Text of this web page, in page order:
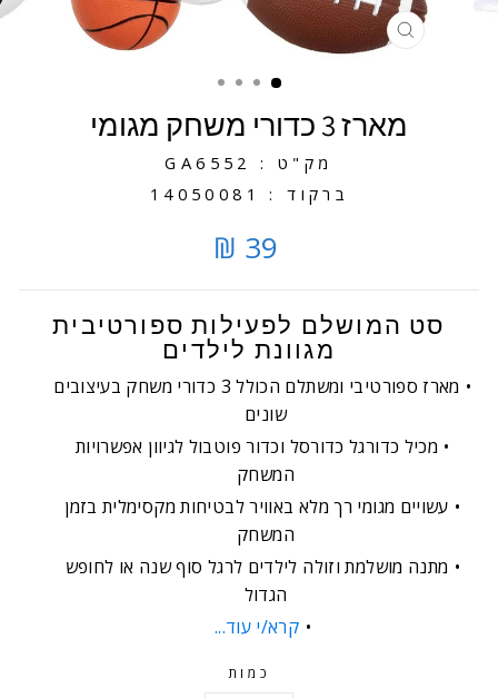
מארז 3 כדורי משחק מגומי
מק"ט : GA6552
ברקוד : 14050081
39 ₪
סט המושלם לפעילות ספורטיבית
מגוונת לילדים
מארז ספורטיבי ומשתלם הכולל 3 כדורי משחק בעיצובים
שונים
מכיל כדורגל כדורסל וכדור פוטבול לגיוון אפשרויות
המשחק
עשויים מגומי רך מלא באוויר לבטיחות מקסימלית בזמן
המשחק
מתנה מושלמת וזולה לילדים לרגל סוף שנה או לחופש
הגדול
קרא/י עוד...
כמות
סגירה